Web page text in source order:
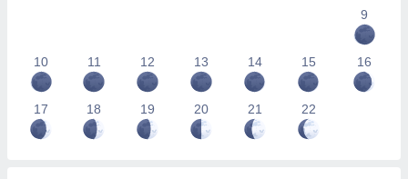
9
10 11 12 13 14 15 16
17 18 19 20 21 22